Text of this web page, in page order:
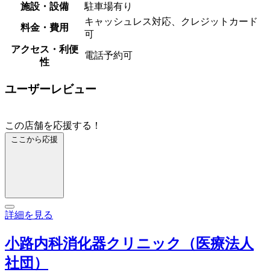
施設・設備 駐車場有り
料金・費用
キャッシュレス対応、クレジットカード
可
アクセス・利便
性
電話予約可
ユーザーレビュー
この店舗を応援する！
ここから応援
詳細を見る
小路内科消化器クリニック（医療法人
社団）